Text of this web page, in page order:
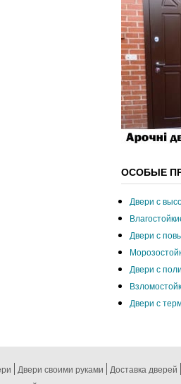
ОСОБЫЕ
Двери с
Двери с
Двери с
Двери с
Двери своими руками
Доставка дверей